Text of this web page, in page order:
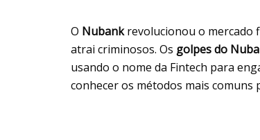
O Nubankrevolucionou o mercado
atrai criminosos. Os golpes do
usando o nome da Fintech para
conhecer os métodos mais comuns